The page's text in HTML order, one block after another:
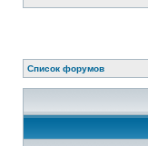
Список форумов